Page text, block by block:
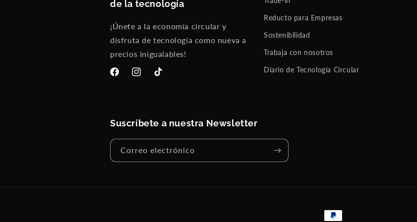
de la tecnología
¡Únete a la economía circular y
disfruta de tecnología como nueva a
precios inigualables!
FacebookInstagramTikTok
Reducto para Empresas
Sostenibilidad
Trabaja con nosotros
Diario de Tecnología Circular
Suscríbete a nuestra Newsletter
Correo electrónico
Formas